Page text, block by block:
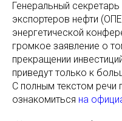
Генеральный
экспортеров нефти
энергетической
громкое заявление о
прекращении
приведут только к
С полным текстом
ознакомиться на